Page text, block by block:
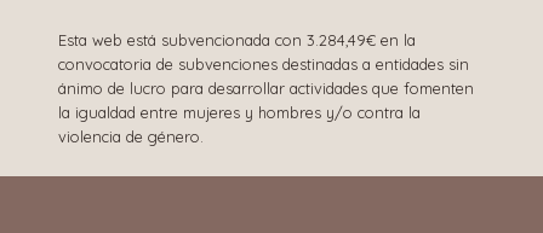
Esta web está subvencionada con 3.284,49€ en la
convocatoria de subvenciones destinadas a entidades sin
ánimo de lucro para desarrollar actividades que fomenten
la igualdad entre mujeres y hombres y/o contra la
violencia de género.